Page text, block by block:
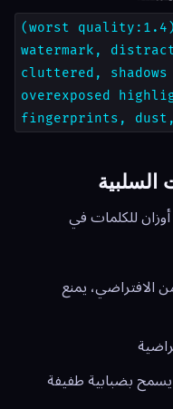
(worst
watermark,
cluttered,
overexposed
fingerprints,
السلبية
للكلمات في
الافتراضي، يمنع
بضبابية طفيفة